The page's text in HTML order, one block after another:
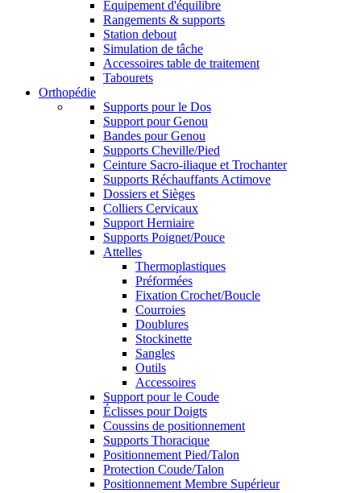
Équipement d'équilibre
Rangements & supports
Station debout
Simulation de tâche
Accessoires table de traitement
Tabourets
Orthopédie
Supports pour le Dos
Support pour Genou
Bandes pour Genou
Supports Cheville/Pied
Ceinture Sacro-iliaque et Trochanter
Supports Réchauffants Actimove
Dossiers et Sièges
Colliers Cervicaux
Support Herniaire
Supports Poignet/Pouce
Attelles
Thermoplastiques
Préformées
Fixation Crochet/Boucle
Courroies
Doublures
Stockinette
Sangles
Outils
Accessoires
Support pour le Coude
Éclisses pour Doigts
Coussins de positionnement
Supports Thoracique
Positionnement Pied/Talon
Protection Coude/Talon
Positionnement Membre Supérieur